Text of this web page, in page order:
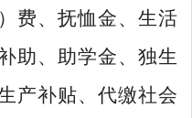
费、抚恤金、生活
助、助学金、独生
产补贴、代缴社会